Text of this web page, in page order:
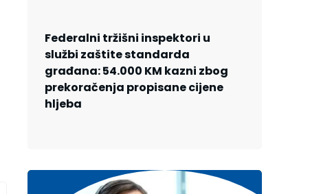
Federalni tržišni inspektori u
službi zaštite standarda
građana: 54.000 KM kazni zbog
prekoračenja propisane cijene
hljeba